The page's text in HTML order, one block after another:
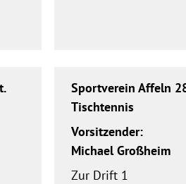
Sportverein Affeln
Tischtennis
Zur Drift 1
Vorsitzender:
Michael Großheim